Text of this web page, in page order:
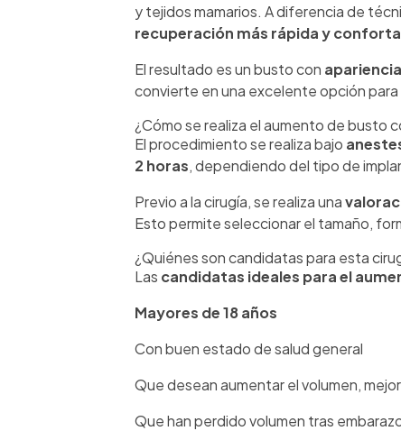
y tejidos mamarios. A diferencia de
recuperación más rápida y
El resultado es un busto con
convierte en una excelente opción
¿Cómo se realiza el aumento de busto
El procedimiento se realiza bajo
2 horas, dependiendo del tipo de
Previo a la cirugía, se realiza una
Esto permite seleccionar el tamaño,
¿Quiénes son candidatas para esta
Las candidatas ideales para el
Mayores de 18 años
Con buen estado de salud general
Que desean aumentar el volumen,
Que han perdido volumen tras